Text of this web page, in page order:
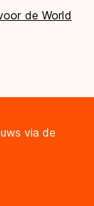
de World
via de